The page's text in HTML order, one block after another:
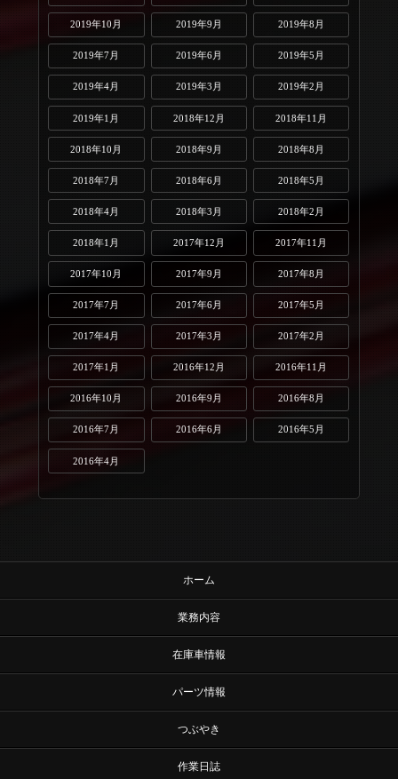
2019年10月 2019年9月 2019年8月
2019年7月 2019年6月 2019年5月
2019年4月 2019年3月 2019年2月
2019年1月 2018年12月 2018年11月
2018年10月 2018年9月 2018年8月
2018年7月 2018年6月 2018年5月
2018年4月 2018年3月 2018年2月
2018年1月 2017年12月 2017年11月
2017年10月 2017年9月 2017年8月
2017年7月 2017年6月 2017年5月
2017年4月 2017年3月 2017年2月
2017年1月 2016年12月 2016年11月
2016年10月 2016年9月 2016年8月
2016年7月 2016年6月 2016年5月
2016年4月
ホーム
業務内容
在庫車情報
パーツ情報
つぶやき
作業日誌